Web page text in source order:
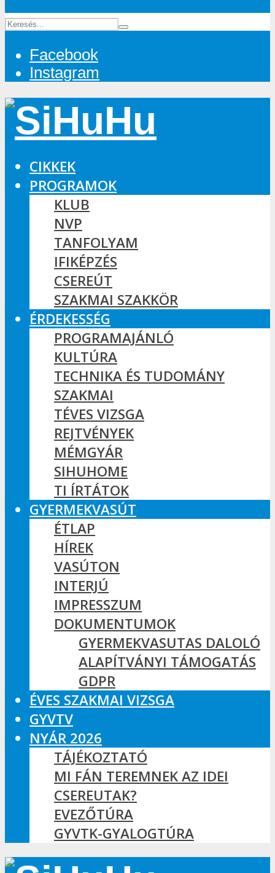
Facebook
Instagram
CIKKEK
PROGRAMOK
KLUB
NVP
TANFOLYAM
IFIKÉPZÉS
CSEREÚT
SZAKMAI SZAKKÖR
ÉRDEKESSÉG
PROGRAMAJÁNLÓ
KULTÚRA
TECHNIKA ÉS TUDOMÁNY
SZAKMAI
TÉVES VIZSGA
REJTVÉNYEK
MÉMGYÁR
SIHUHOME
TI ÍRTÁTOK
GYERMEKVASÚT
ÉTLAP
HÍREK
VASÚTON
INTERJÚ
IMPRESSZUM
DOKUMENTUMOK
GYERMEKVASUTAS DALOLÓ
ALAPÍTVÁNYI TÁMOGATÁS
GDPR
ÉVES SZAKMAI VIZSGA
GYVTV
NYÁR 2026
TÁJÉKOZTATÓ
MI FÁN TEREMNEK AZ IDEI
CSEREUTAK?
EVEZŐTÚRA
GYVTK-GYALOGTÚRA